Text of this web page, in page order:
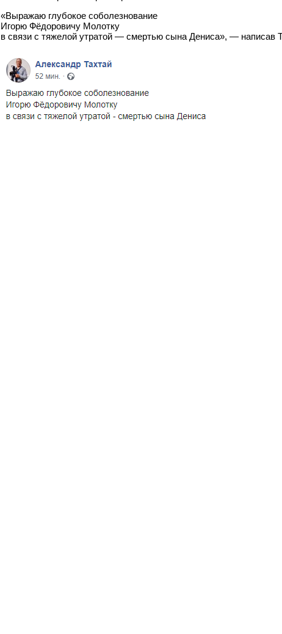
«Выражаю глубокое соболезнование
Игорю Фёдоровичу Молотку
в связи с тяжелой утратой — смертью сына Дениса», — написав